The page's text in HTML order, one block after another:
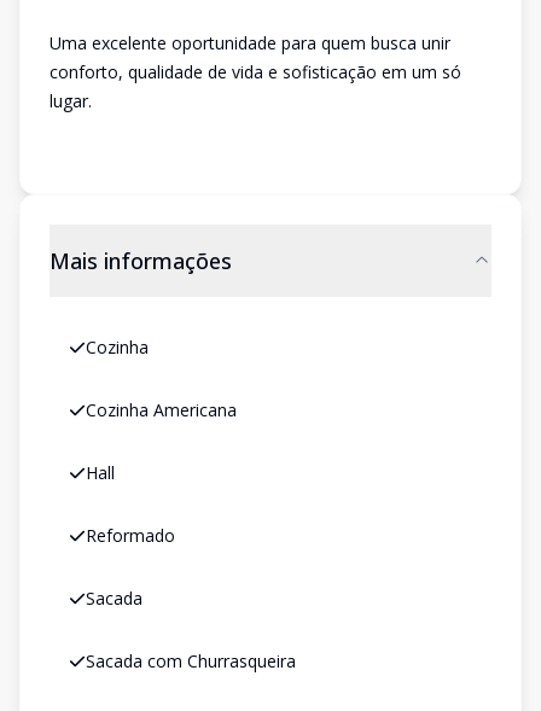
Uma excelente oportunidade para quem busca unir
conforto, qualidade de vida e sofisticação em um só
lugar.
Mais informações
Cozinha
Cozinha Americana
Hall
Reformado
Sacada
Sacada com Churrasqueira